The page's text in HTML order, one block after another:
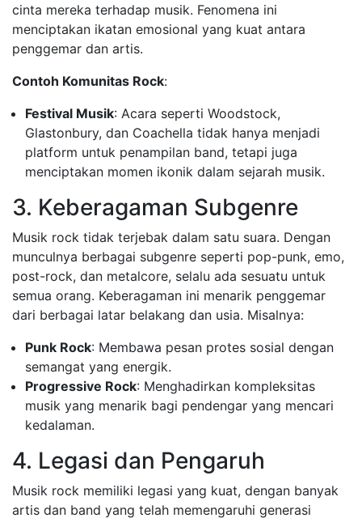
cinta mereka terhadap musik. Fenomena ini
menciptakan ikatan emosional yang kuat antara
penggemar dan artis.
Contoh Komunitas Rock:
Festival Musik: Acara seperti Woodstock,
Glastonbury, dan Coachella tidak hanya menjadi
platform untuk penampilan band, tetapi juga
menciptakan momen ikonik dalam sejarah musik.
3. Keberagaman Subgenre
Musik rock tidak terjebak dalam satu suara. Dengan
munculnya berbagai subgenre seperti pop-punk, emo,
post-rock, dan metalcore, selalu ada sesuatu untuk
semua orang. Keberagaman ini menarik penggemar
dari berbagai latar belakang dan usia. Misalnya:
Punk Rock: Membawa pesan protes sosial dengan
semangat yang energik.
Progressive Rock: Menghadirkan kompleksitas
musik yang menarik bagi pendengar yang mencari
kedalaman.
4. Legasi dan Pengaruh
Musik rock memiliki legasi yang kuat, dengan banyak
artis dan band yang telah memengaruhi generasi